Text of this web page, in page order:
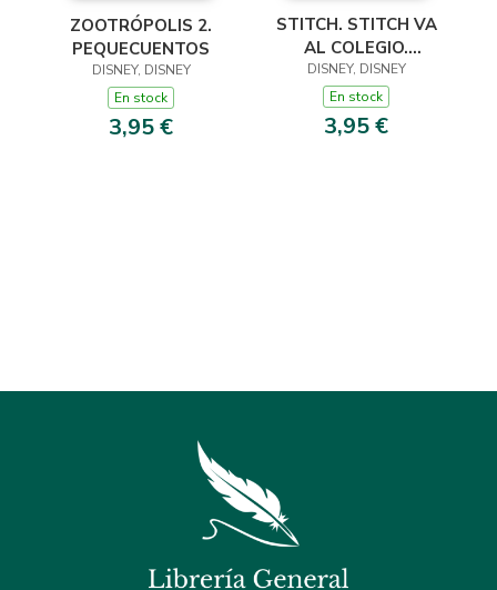
ZOOTRÓPOLIS 2.
PEQUECUENTOS
DISNEY, DISNEY
En stock
3,95 €
STITCH. STITCH VA
AL COLEGIO.
PEQUECUENTOS
DISNEY, DISNEY
En stock
3,95 €